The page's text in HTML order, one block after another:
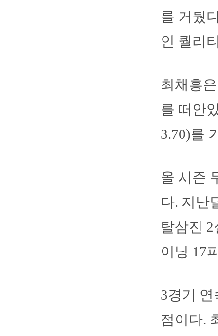
를 거뒀
인 퀄리
최채흥
를 떠안
3.70)를
올 시즌
다. 지난
탈삼진
이닝 17
3경기
점이다.